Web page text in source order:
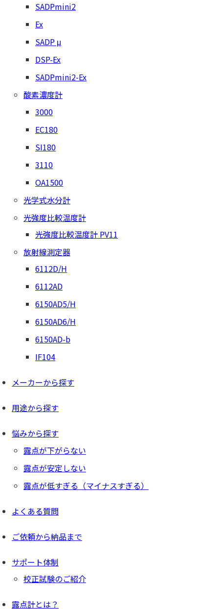
SADPmini2
Ex
SADP μ
DSP-Ex
SADPmini2-Ex
酸素濃度計
3000
EC180
SI180
3110
OA1500
光学式水分計
光強度比較温度計
光強度比較温度計 PV11
放射線測定器
6112D/H
6112AD
6150AD5/H
6150AD6/H
6150AD-b
IF104
メーカーから探す
用途から探す
悩みから探す
露点が下がらない
露点が安定しない
露点が低すぎる（マイナスすぎる）
よくある質問
ご依頼から納品まで
サポート体制
校正試験のご紹介
露点計とは？